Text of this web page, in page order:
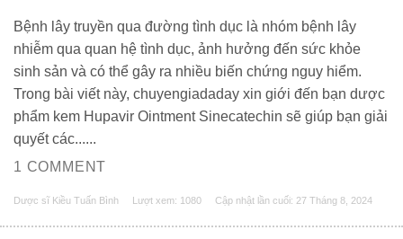
Bệnh lây truyền qua đường tình dục là nhóm bệnh lây
nhiễm qua quan hệ tình dục, ảnh hưởng đến sức khỏe
sinh sản và có thể gây ra nhiều biến chứng nguy hiểm.
Trong bài viết này, chuyengiadaday xin giới đến bạn dược
phẩm kem Hupavir Ointment Sinecatechin sẽ giúp bạn giải
quyết các......
1 COMMENT
Dược sĩ Kiều Tuấn Bình Lượt xem: 1080 Cập nhật lần cuối: 27 Tháng 8, 2024